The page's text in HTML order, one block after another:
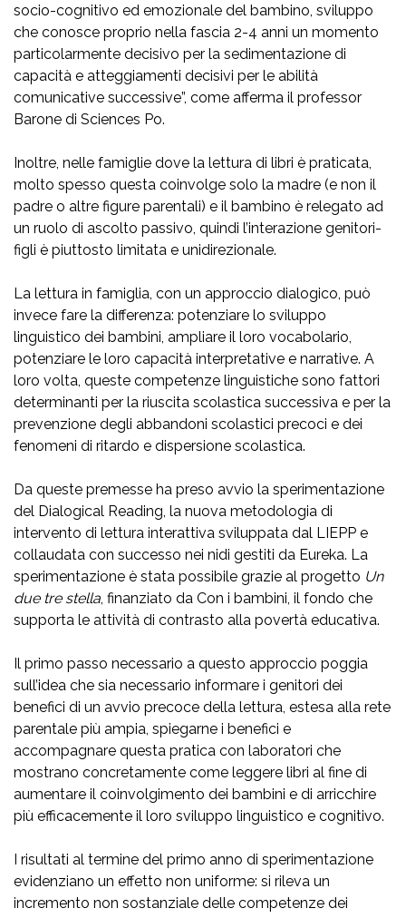
socio-cognitivo ed emozionale del bambino, sviluppo
che conosce proprio nella fascia 2-4 anni un momento
particolarmente decisivo per la sedimentazione di
capacità e atteggiamenti decisivi per le abilità
comunicative successive”, come afferma il professor
Barone di Sciences Po.
Inoltre, nelle famiglie dove la lettura di libri è praticata,
molto spesso questa coinvolge solo la madre (e non il
padre o altre figure parentali) e il bambino è relegato ad
un ruolo di ascolto passivo, quindi l’interazione genitori-
figli è piuttosto limitata e unidirezionale.
La lettura in famiglia, con un approccio dialogico, può
invece fare la differenza: potenziare lo sviluppo
linguistico dei bambini, ampliare il loro vocabolario,
potenziare le loro capacità interpretative e narrative. A
loro volta, queste competenze linguistiche sono fattori
determinanti per la riuscita scolastica successiva e per la
prevenzione degli abbandoni scolastici precoci e dei
fenomeni di ritardo e dispersione scolastica.
Da queste premesse ha preso avvio la sperimentazione
del Dialogical Reading, la nuova metodologia di
intervento di lettura interattiva sviluppata dal LIEPP e
collaudata con successo nei nidi gestiti da Eureka. La
sperimentazione è stata possibile grazie al progetto Un
due tre stella, finanziato da Con i bambini, il fondo che
supporta le attività di contrasto alla povertà educativa.
Il primo passo necessario a questo approccio poggia
sull’idea che sia necessario informare i genitori dei
benefici di un avvio precoce della lettura, estesa alla rete
parentale più ampia, spiegarne i benefici e
accompagnare questa pratica con laboratori che
mostrano concretamente come leggere libri al fine di
aumentare il coinvolgimento dei bambini e di arricchire
più efficacemente il loro sviluppo linguistico e cognitivo.
I risultati al termine del primo anno di sperimentazione
evidenziano un effetto non uniforme: si rileva un
incremento non sostanziale delle competenze dei